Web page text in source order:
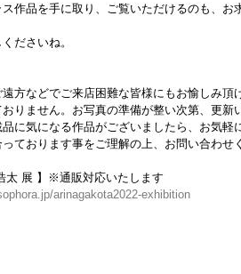
作品を手に取り、ご覧いただけるのも、
ださいね。
遠方などでご来店困難な皆様にもお愉しみ
りません。お写真の準備が整い次第、更
に気になる作品がございましたら、お気
ております事をご理解の上、お問い合わせ
太 展 】※通販対応いたします
arinagakota2022-exhibition